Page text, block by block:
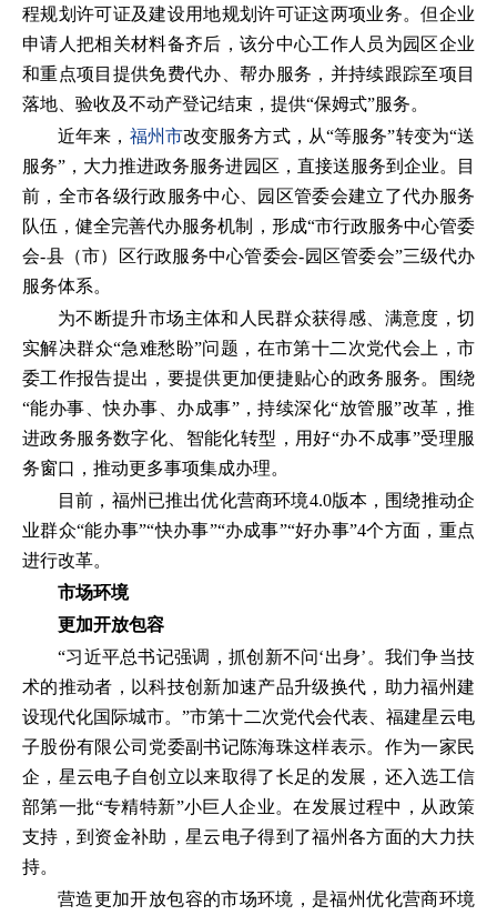
程规划许可证及建设用地规划许可证这两项业务。但企业
申请人把相关材料备齐后，该分中心工作人员为园区企业
和重点项目提供免费代办、帮办服务，并持续跟踪至项目
落地、验收及不动产登记结束，提供“保姆式”服务。
近年来， 福州市改变服务方式，从“等服务”转变为“送
服务”，大力推进政务服务进园区，直接送服务到企业。目
前，全市各级行政服务中心、园区管委会建立了代办服务
队伍，健全完善代办服务机制，形成“市行政服务中心管委
会-县（市）区行政服务中心管委会-园区管委会”三级代办
服务体系。
为不断提升市场主体和人民群众获得感、满意度，切
实解决群众“急难愁盼”问题，在市第十二次党代会上，市
委工作报告提出，要提供更加便捷贴心的政务服务。围绕
“能办事、快办事、办成事”，持续深化“放管服”改革，推
进政务服务数字化、智能化转型，用好“办不成事”受理服
务窗口，推动更多事项集成办理。
目前，福州已推出优化营商环境4.0版本，围绕推动企
业群众“能办事”“快办事”“办成事”“好办事”4个方面，重点
进行改革。
市场环境
更加开放包容
“习近平总书记强调，抓创新不问‘出身’。我们争当技
术的推动者，以科技创新加速产品升级换代，助力福州建
设现代化国际城市。”市第十二次党代会代表、福建星云电
子股份有限公司党委副书记陈海珠这样表示。作为一家民
企，星云电子自创立以来取得了长足的发展，还入选工信
部第一批“专精特新”小巨人企业。在发展过程中，从政策
支持，到资金补助，星云电子得到了福州各方面的大力扶
持。
营造更加开放包容的市场环境，是福州优化营商环境